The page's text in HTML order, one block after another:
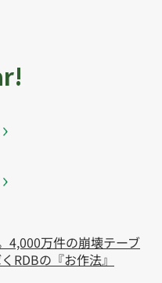
4,000万件の崩壊テーブ
RDBの『お作法』